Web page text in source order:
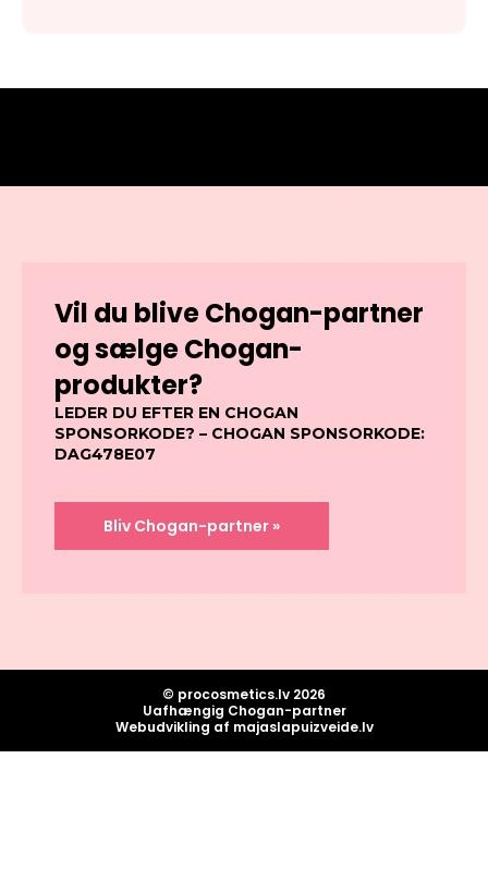
Vil du blive Chogan-partner
og sælge Chogan-
produkter?
LEDER DU EFTER EN CHOGAN
SPONSORKODE? – CHOGAN SPONSORKODE:
DAG478E07
Bliv Chogan-partner »
© procosmetics.lv 2026
Uafhængig Chogan-partner
Webudvikling af majaslapuizveide.lv